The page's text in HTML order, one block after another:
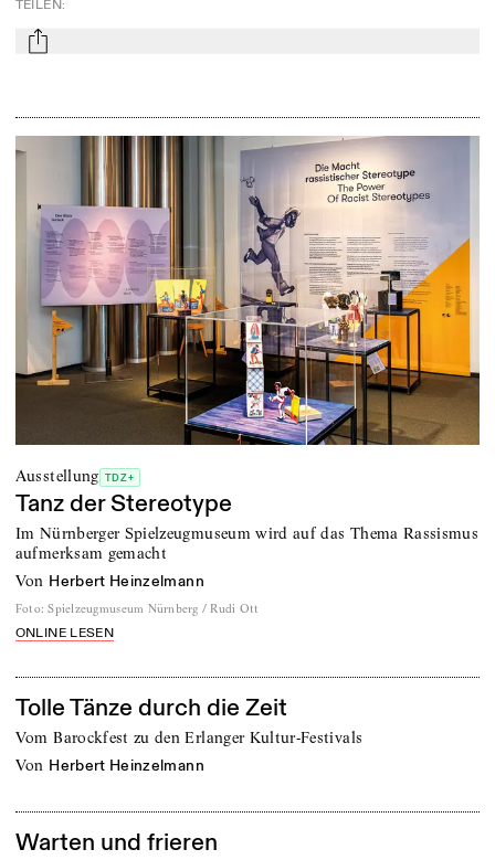
TEILEN:
mail
Ausstellung TDZ+
Tanz der Stereotype
Im Nürnberger Spielzeugmuseum wird auf das Thema Rassismus
aufmerksam gemacht
von Herbert Heinzelmann
Foto: Spielzeugmuseum Nürnberg / Rudi Ott
ONLINE LESEN
Tolle Tänze durch die Zeit
Vom Barockfest zu den Erlanger Kultur-Festivals
von Herbert Heinzelmann
Warten und frieren